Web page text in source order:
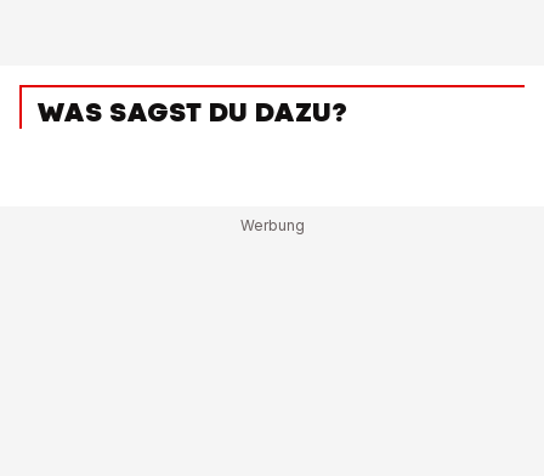
WAS SAGST DU DAZU?